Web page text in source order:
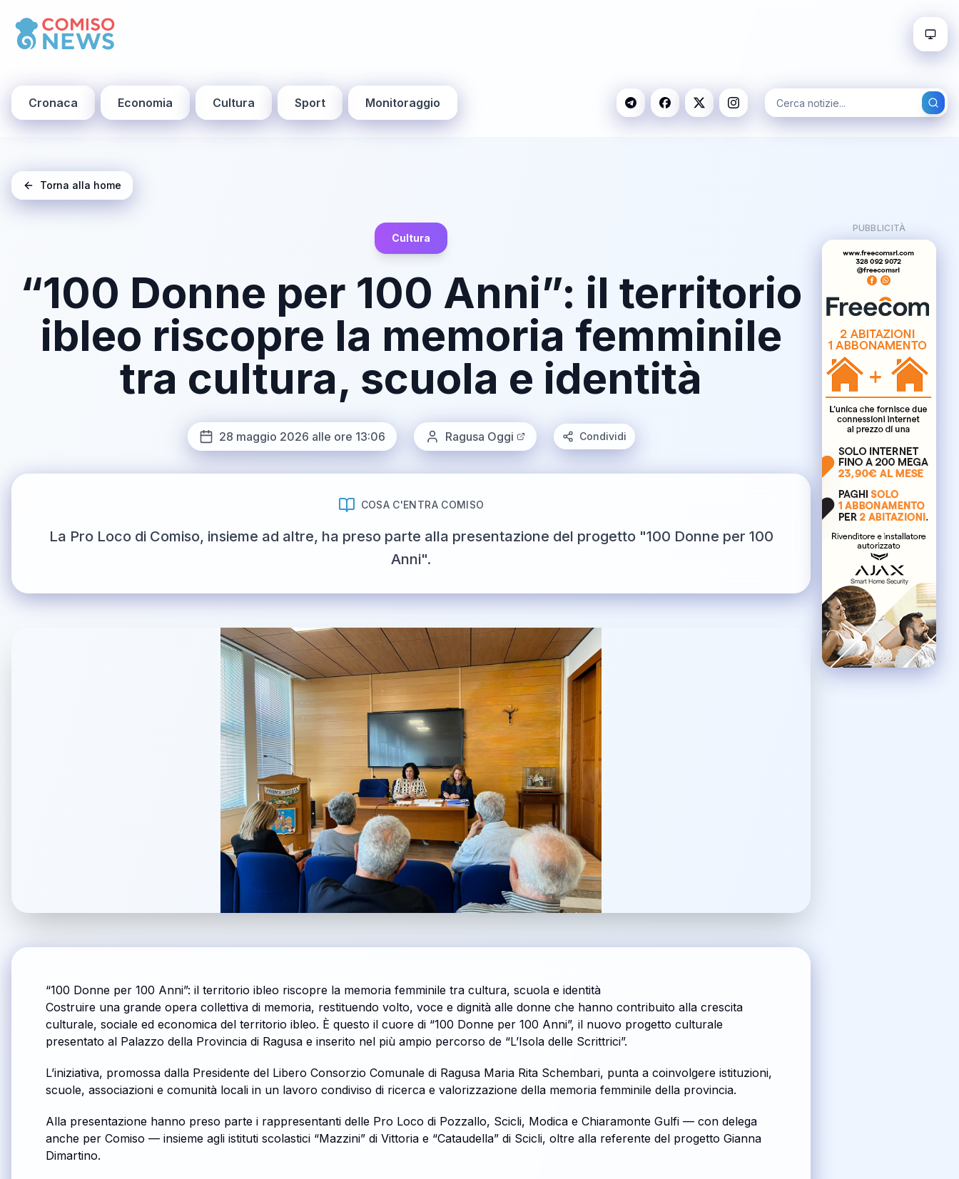
Cronaca Economia Cultura Sport Monitoraggio
Torna alla home
Cultura
“100 Donne per 100 Anni”: il territorio
ibleo riscopre la memoria femminile
tra cultura, scuola e identità
28 maggio 2026 alle ore 13:06 Ragusa Oggi Condividi
COSA C'ENTRA COMISO
La Pro Loco di Comiso, insieme ad altre, ha preso parte alla presentazione del progetto "100 Donne per 100
Anni".
“100 Donne per 100 Anni”: il territorio ibleo riscopre la memoria femminile tra cultura, scuola e identità
Costruire una grande opera collettiva di memoria, restituendo volto, voce e dignità alle donne che hanno contribuito alla crescita
culturale, sociale ed economica del territorio ibleo. È questo il cuore di “100 Donne per 100 Anni”, il nuovo progetto culturale
presentato al Palazzo della Provincia di Ragusa e inserito nel più ampio percorso de “L’Isola delle Scrittrici”.
L’iniziativa, promossa dalla Presidente del Libero Consorzio Comunale di Ragusa Maria Rita Schembari, punta a coinvolgere istituzioni,
scuole, associazioni e comunità locali in un lavoro condiviso di ricerca e valorizzazione della memoria femminile della provincia.
Alla presentazione hanno preso parte i rappresentanti delle Pro Loco di Pozzallo, Scicli, Modica e Chiaramonte Gulfi — con delega
anche per Comiso — insieme agli istituti scolastici “Mazzini” di Vittoria e “Cataudella” di Scicli, oltre alla referente del progetto Gianna
Dimartino.
PUBBLICITÀ